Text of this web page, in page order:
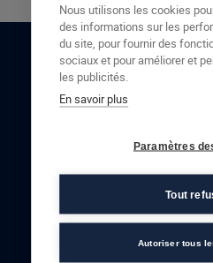
RESTONS EN
Nous utilisons les cookies
des informations sur les
du site, pour fournir des
sociaux et pour améliorer et
les publicités.
En savoir plus
Paramètres
Tout
Autoriser tous